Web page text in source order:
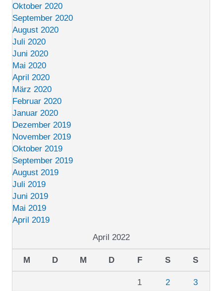
Oktober 2020
September 2020
August 2020
Juli 2020
Juni 2020
Mai 2020
April 2020
März 2020
Februar 2020
Januar 2020
Dezember 2019
November 2019
Oktober 2019
September 2019
August 2019
Juli 2019
Juni 2019
Mai 2019
April 2019
April 2022
M D M D F S S
1 2
3